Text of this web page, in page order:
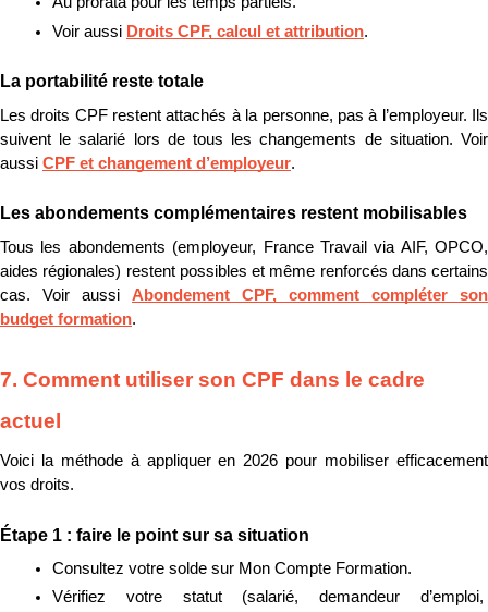
Voir aussi Droits CPF, calcul et attribution.
La portabilité reste totale
Les droits CPF restent attachés à la personne, pas à l’employeur. Ils
suivent le salarié lors de tous les changements de situation. Voir
aussi CPF et changement d’employeur.
Les abondements complémentaires restent mobilisables
Tous les abondements (employeur, France Travail via AIF, OPCO,
aides régionales) restent possibles et même renforcés dans certains
cas. Voir aussi Abondement CPF, comment compléter son
budget formation.
7. Comment utiliser son CPF dans le cadre
actuel
Voici la méthode à appliquer en 2026 pour mobiliser efficacement
vos droits.
Étape 1 : faire le point sur sa situation
Consultez votre solde sur Mon Compte Formation.
Vérifiez votre statut (salarié, demandeur d’emploi,